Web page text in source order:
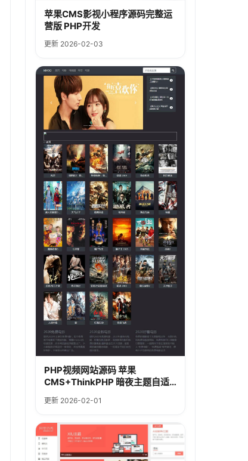
苹果CMS影视小程序源码完整运
营版 PHP开发
更新 2026-02-03
PHP视频网站源码 苹果
CMS+ThinkPHP 暗夜主题自适
应移动端
更新 2026-02-01